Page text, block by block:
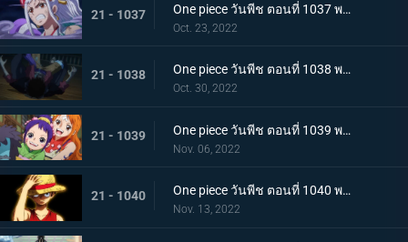
21 - 1037 One piece วันพีช ตอนที่ 1037 พากย์ไทย เชื่อในลูฟี่สิ! พันธมิตรเปิดฉากโต้กลับ
Oct. 23, 2022
21 - 1038 One piece วันพีช ตอนที่ 1038 พากย์ไทย ท่าไม้ตายของนามิ! ศึกเสี่ยงตายของโอทามะ
Oct. 30, 2022
21 - 1039 One piece วันพีช ตอนที่ 1039 พากย์ไทย พวกพ้องเพิ่มพรวด กลุ่มหมวกฟางโต้กลับ
Nov. 06, 2022
21 - 1040 One piece วันพีช ตอนที่ 1040 พากย์ไทย ความภาคภูมิใจของนายท้าย จินเบเดือดจัด!
Nov. 13, 2022